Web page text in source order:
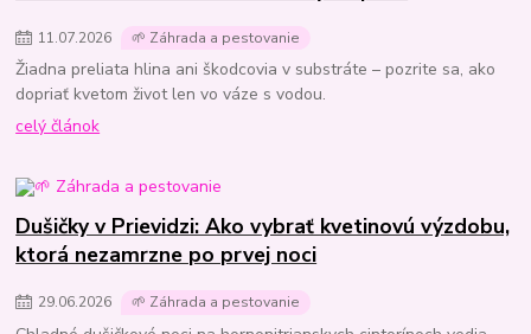
11.07.2026 🌱 Záhrada a pestovanie
Žiadna preliata hlina ani škodcovia v substráte – pozrite sa, ako
dopriať kvetom život len vo váze s vodou.
celý článok
Dušičky v Prievidzi: Ako vybrať kvetinovú výzdobu,
ktorá nezamrzne po prvej noci
29.06.2026 🌱 Záhrada a pestovanie